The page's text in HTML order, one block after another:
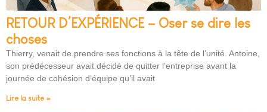
RETOUR D’EXPÉRIENCE – Oser se dire les
choses
Thierry, venait de prendre ses fonctions à la tête de l’unité. Antoine,
son prédécesseur avait décidé de quitter l’entreprise avant la
journée de cohésion d’équipe qu’il avait
Lire la suite »